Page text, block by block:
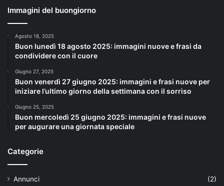
Immagini del buongiorno
Agosto 18, 2025
Buon lunedì 18 agosto 2025: immagini nuove e frasi da
condividere con il cuore
Giugno 27, 2025
Buon venerdì 27 giugno 2025: immagini e frasi nuove per
iniziare l’ultimo giorno della settimana con il sorriso
Giugno 25, 2025
Buon mercoledì 25 giugno 2025: immagini e frasi nuove
per augurare una giornata speciale
Categorie
Annunci
(2)